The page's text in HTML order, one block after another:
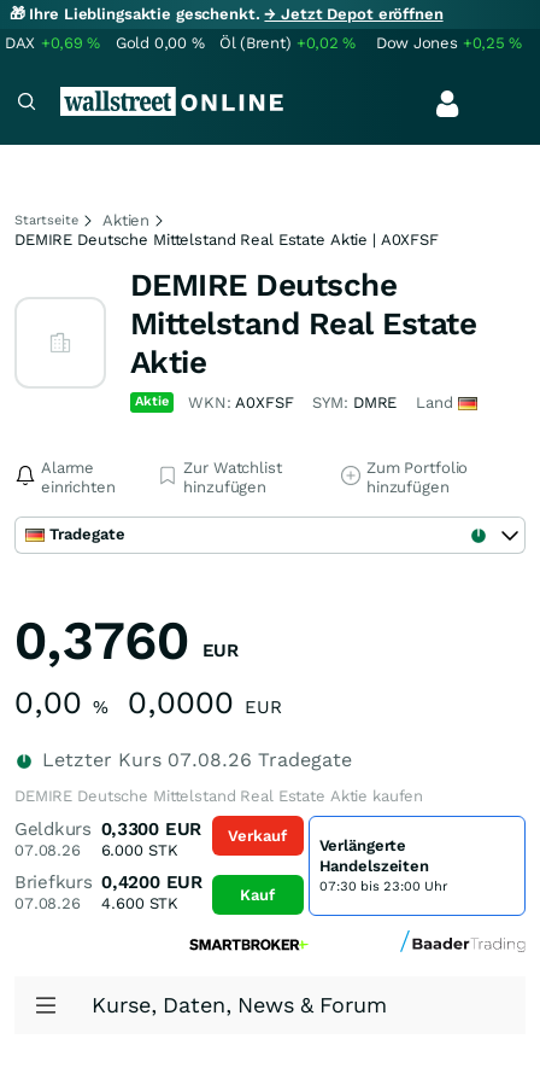
🎁 Ihre Lieblingsaktie geschenkt.→ Jetzt Depot eröffnen
DAX +0,69% Gold 0,00 % Öl (Brent) +0,02% Dow Jones +0,25%
Startseite
Aktien
DEMIRE Deutsche Mittelstand Real Estate Aktie | A0XFSF
DEMIRE Deutsche
Mittelstand Real Estate
Aktie
Aktie WKN:A0XFSF SYM: DMRE Land
Alarme
einrichten
Zur Watchlist
hinzufügen
Zum Portfolio
hinzufügen
Tradegate
0,3760 EUR
0,00 % 0,0000 EUR
Letzter Kurs 07.08.26 Tradegate
DEMIRE Deutsche Mittelstand Real Estate Aktie kaufen
Geldkurs
07.08.26
0,3300 EUR
6.000STK
Briefkurs
07.08.26
0,4200 EUR
4.600STK
Verkauf
Kauf
Verlängerte
Handelszeiten
07:30 bis 23:00 Uhr
Kurse, Daten, News & Forum